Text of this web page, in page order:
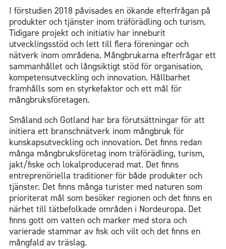
I förstudien 2018 påvisades en ökande efterfrågan på
produkter och tjänster inom träförädling och turism.
Tidigare projekt och initiativ har inneburit
utvecklingsstöd och lett till flera föreningar och
nätverk inom områdena. Mångbrukarna efterfrågar ett
sammanhållet och långsiktigt stöd för organisation,
kompetensutveckling och innovation. Hållbarhet
framhålls som en styrkefaktor och ett mål för
mångbruksföretagen.
Småland och Gotland har bra förutsättningar för att
initiera ett branschnätverk inom mångbruk för
kunskapsutveckling och innovation. Det finns redan
många mångbruksföretag inom träförädling, turism,
jakt/fiske och lokalproducerad mat. Det finns
entreprenöriella traditioner för både produkter och
tjänster. Det finns många turister med naturen som
prioriterat mål som besöker regionen och det finns en
närhet till tätbefolkade områden i Nordeuropa. Det
finns gott om vatten och marker med stora och
varierade stammar av fisk och vilt och det finns en
mångfald av träslag.